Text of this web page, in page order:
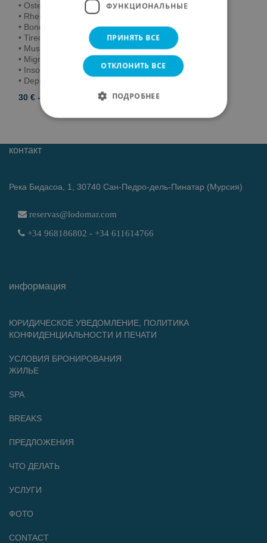
• Osteoporosis.
• Rheumatism.
• Bone decalcification.
• Tiredness, fatigue.
• Muscle pain.
• Migraines.
• Insomnia.
• Depression, etc.
30 € - 30 min.
контакт
Река Бидасоа, 1, 30740 Сан-Педро-дель-Пинатар (Мурсия)
reservas@lodomar.com
+34 968186802 - +34 611614766
информация
ЮРИДИЧЕСКОЕ УВЕДОМЛЕНИЕ, ПОЛИТИКА
КОНФИДЕНЦИАЛЬНОСТИ И ПЕЧАТИ
УСЛОВИЯ БРОНИРОВАНИЯ
ЖИЛЬЕ
SPA
BREAKS
ПРЕДЛОЖЕНИЯ
ЧТО ДЕЛАТЬ
УСЛУГИ
ФОТО
CONTACT
ФУНКЦИОНАЛЬНЫЕ
ПРИНЯТЬ ВСЕ
ОТКЛОНИТЬ ВСЕ
ПОДРОБНЕЕ